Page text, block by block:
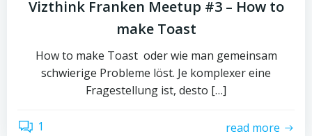
Vizthink Franken Meetup #3 – How to
make Toast
How to make Toast oder wie man gemeinsam
schwierige Probleme löst. Je komplexer eine
Fragestellung ist, desto […]
1 read more